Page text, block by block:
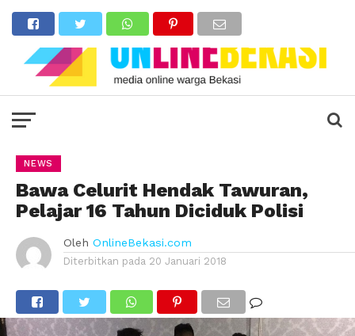
NEWS
Bawa Celurit Hendak Tawuran,
Pelajar 16 Tahun Diciduk Polisi
Oleh OnlineBekasi.com
Diterbitkan pada 20 Januari 2018